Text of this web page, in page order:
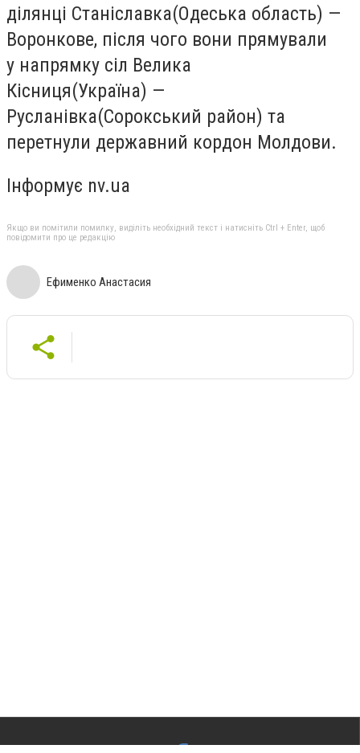
ділянці Станіславка(Одеська область) —
Воронкове, після чого вони прямували
у напрямку сіл Велика
Кісниця(Україна) —
Русланівка(Сорокський район) та
перетнули державний кордон Молдови.
Інформує nv.ua
Якщо ви помітили помилку, виділіть необхідний текст і натисніть Ctrl + Enter, щоб
повідомити про це редакцію
Ефименко Анастасия